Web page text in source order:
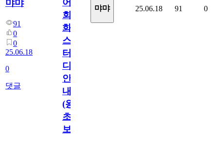
먀먀
91
0
0
25.06.18
0
댓글
어
회
화
스
터
디
안
내
(왕
초
보)
먀먀 25.06.18 91 0